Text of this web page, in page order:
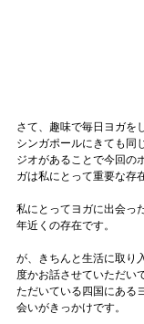
さて、趣味で毎日ヨガを
シンガポールにきても同
ジオがあることで今回の
ガは私にとって重要な存
私にとってヨガに出会っ
年近くの存在です。
が、きちんと生活に取り
度かお話させていただい
ただいている四国にある
会いがきっかけです。